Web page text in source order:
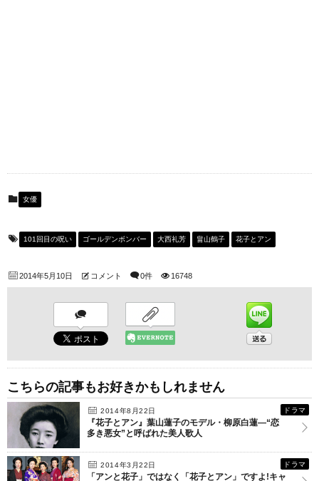
女優
101回目の呪い ゴールデンボンバー 大西礼芳 畠山鶴子 花子とアン
2014年5月10日 コメント 0件 16748
こちらの記事もお好きかもしれません
2014年8月22日 ドラマ
『花子とアン』葉山蓮子のモデル・柳原白蓮―“恋
多き悪女”と呼ばれた美人歌人
2014年3月22日 ドラマ
「アンと花子」ではなく「花子とアン」ですよ!キャ